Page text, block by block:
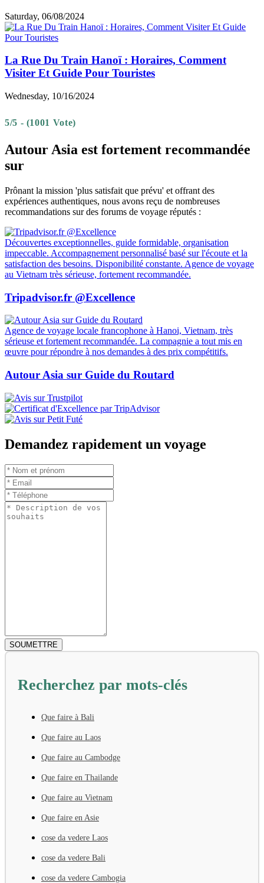
Saturday, 06/08/2024
La Rue Du Train Hanoï : Horaires, Comment
Visiter Et Guide Pour Touristes
Wednesday, 10/16/2024
5/5 - (1001 Vote)
Autour Asia est fortement recommandée
sur
Prônant la mission 'plus satisfait que prévu' et offrant des
expériences authentiques, nous avons reçu de nombreuses
recommandations sur des forums de voyage réputés :
Découvertes exceptionnelles, guide formidable, organisation
impeccable. Accompagnement personnalisé basé sur l'écoute et la
satisfaction des besoins. Disponibilité constante. Agence de voyage
au Vietnam très sérieuse, fortement recommandée.
Tripadvisor.fr @Excellence
Agence de voyage locale francophone à Hanoi, Vietnam, très
sérieuse et fortement recommandée. La compagnie a tout mis en
œuvre pour répondre à nos demandes à des prix compétitifs.
Autour Asia sur Guide du Routard
Demandez rapidement un voyage
Recherchez par mots-clés
Que faire à Bali
Que faire au Laos
Que faire au Cambodge
Que faire en Thailande
Que faire au Vietnam
Que faire en Asie
cose da vedere Laos
cose da vedere Bali
cose da vedere Cambogia